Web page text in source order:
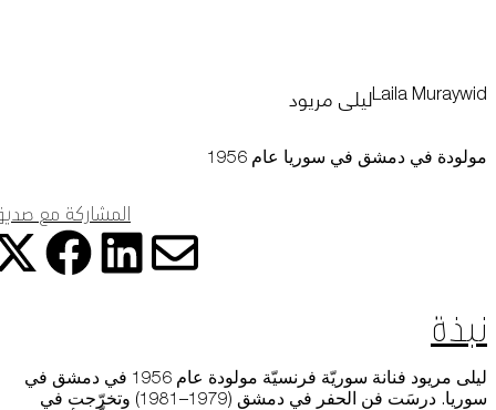
Laila Muraywid ليلى مريود
مولودة في دمشق في سوريا عام 1956
المشاركة مع
نبذة
ليلى مريود فنانة سوريّة فرنسيّة مولودة عام 1956 في دمشق في
سوريا. درسَت فن الحفر في دمشق (1979–1981) وتخرّجت في
موسوعة متحف
من نحن
الوظائف والفرص
يمكن أن يؤدي إيقاف تشغيل بعض هذه الملفات إلى توقف الوظائف ذات
الصلة عن العمل بشكل صحيح. يمكنك تغيير تفضيلاتك في أي وقت